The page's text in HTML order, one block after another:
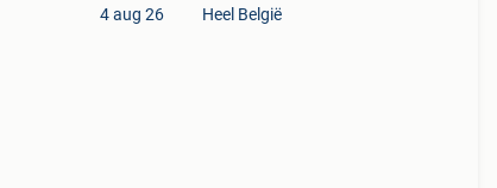
4 aug 26 Heel België